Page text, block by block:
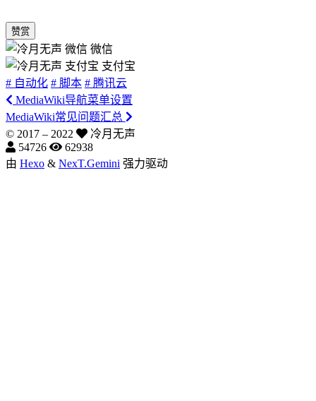
赞赏
微信
支付宝
# 自动化 # 脚本 # 腾讯云
MediaWiki导航菜单设置
MediaWiki常见问题汇总
© 2017 – 2022
冷月无声
54726
62938
由 Hexo & NexT.Gemini 强力驱动